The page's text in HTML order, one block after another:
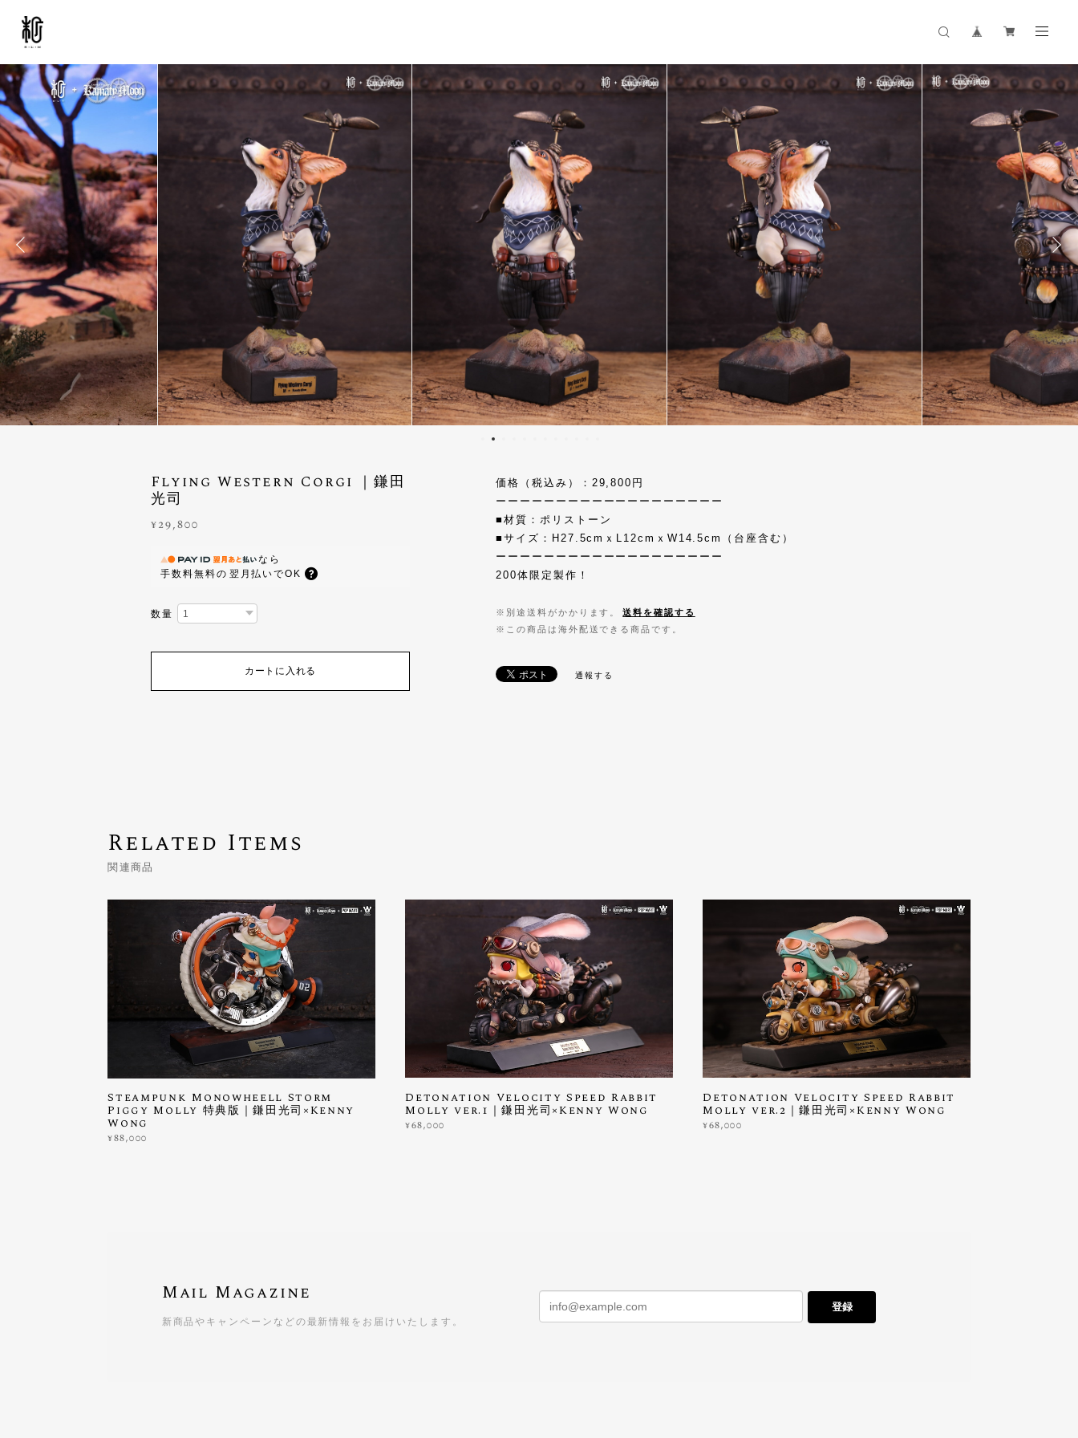
Flying Western Corgi ｜鎌田
光司
¥29,800
なら
手数料無料の 翌月払いでOK
数量
カートに入れる
価格（税込み）：29,800円
ーーーーーーーーーーーーーーーーーーー
■材質：ポリストーン
■サイズ：H27.5cmｘL12cmｘW14.5cm（台座含む）
ーーーーーーーーーーーーーーーーーーー
200体限定製作！
※別途送料がかかります。
送料を確認する
※この商品は海外配送できる商品です。
通報する
Related Items
関連商品
Steampunk Monowheell Storm
Piggy Molly 特典版｜鎌田光司×Kenny
Wong
¥88,000
Detonation Velocity Speed Rabbit
Molly ver.1｜鎌田光司×Kenny Wong
¥68,000
Detonation Velocity Speed Rabbit
Molly ver.2｜鎌田光司×Kenny Wong
¥68,000
Mail Magazine
新商品やキャンペーンなどの最新情報をお届けいたします。
登録